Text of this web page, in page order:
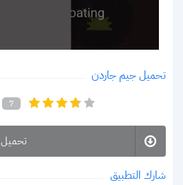
تحميل جيم جاردن
7
تحميل
شارك التطبيق